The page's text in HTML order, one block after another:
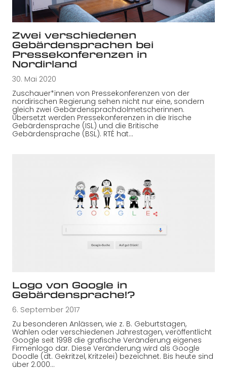
Zwei verschiedenen
Gebärdensprachen bei
Pressekonferenzen in
Nordirland
30. Mai 2020
Zuschauer*innen von Pressekonferenzen von der
nordirischen Regierung sehen nicht nur eine, sondern
gleich zwei Gebärdensprachdolmetscherinnen.
Übersetzt werden Pressekonferenzen in die Irische
Gebärdensprache (ISL) und die Britische
Gebärdensprache (BSL). RTÉ hat…
Logo von Google in
Gebärdensprache!?
6. September 2017
Zu besonderen Anlässen, wie z. B. Geburtstagen,
Wahlen oder verschiedenen Jahrestagen, veröffentlicht
Google seit 1998 die grafische Veränderung eigenes
Firmenlogo dar. Diese Veränderung wird als Google
Doodle (dt. Gekritzel, Kritzelei) bezeichnet. Bis heute sind
über 2.000…